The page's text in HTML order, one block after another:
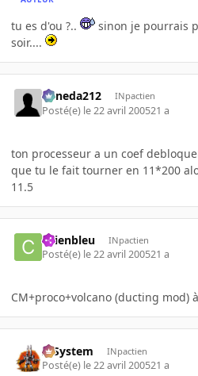
tu es d'ou ?..
sinon je pourrais
soir....
keneda212 INpactien
Posté(e) le 22 avril 200521 a
ton processeur a un coef
que tu le fait tourner en 11*200
11.5
chienbleu INpactien
Posté(e) le 22 avril 200521 a
CM+proco+volcano (ducting mod)
X-System INpactien
Posté(e) le 22 avril 200521 a